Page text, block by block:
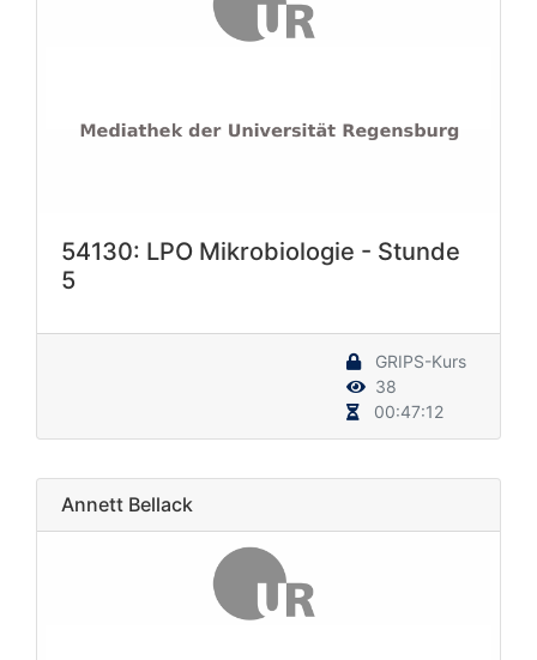
54130: LPO Mikrobiologie - Stunde
5
GRIPS-Kurs
38
00:47:12
Annett Bellack